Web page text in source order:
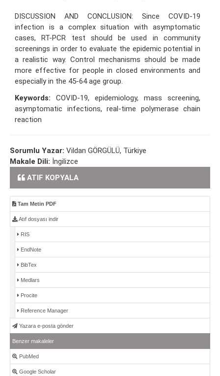
DISCUSSION AND CONCLUSION: Since COVID-19
infection is a complex situation with asymptomatic
cases, RT-PCR test should be used in community
screenings in order to evaluate the epidemic potential in
a realistic way. Control mechanisms should be made
more effective for people in closed environments and
especially in the 45-64 age group.
Keywords: COVID-19, epidemiology, mass screening,
asymptomatic infections, real-time polymerase chain
reaction
Sorumlu Yazar: Vildan GÖRGÜLÜ, Türkiye
Makale Dili: İngilizce
ATIF KOPYALA
Tam Metin PDF
Atıf dosyası indir
RIS
EndNote
BibTex
Medlars
Procite
Reference Manager
Yazara e-posta gönder
Benzer makaleler
PubMed
Google Scholar